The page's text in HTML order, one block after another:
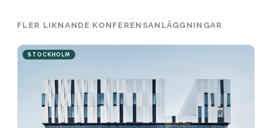
FLER LIKNANDE KONFERENSANLÄGGNINGAR
STOCKHOLM